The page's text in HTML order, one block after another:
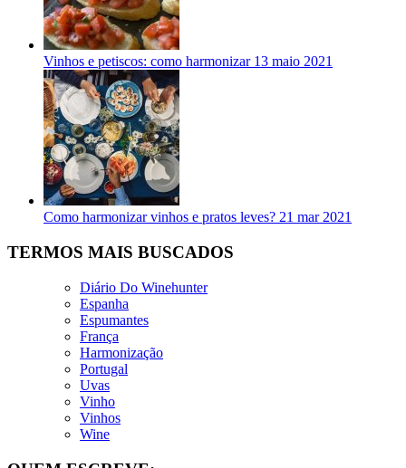
Vinhos e petiscos: como harmonizar 13 maio 2021
Como harmonizar vinhos e pratos leves? 21 mar 2021
TERMOS MAIS BUSCADOS
Diário Do Winehunter
Espanha
Espumantes
França
Harmonização
Portugal
Uvas
Vinho
Vinhos
Wine